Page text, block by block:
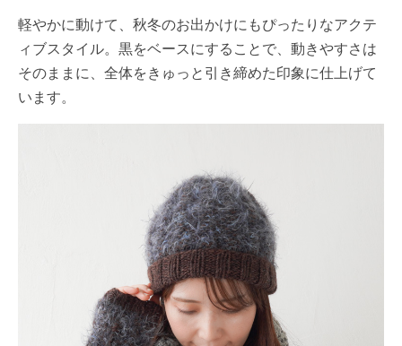
軽やかに動けて、秋冬のお出かけにもぴったりなアクテ
ィブスタイル。黒をベースにすることで、動きやすさは
そのままに、全体をきゅっと引き締めた印象に仕上げて
います。